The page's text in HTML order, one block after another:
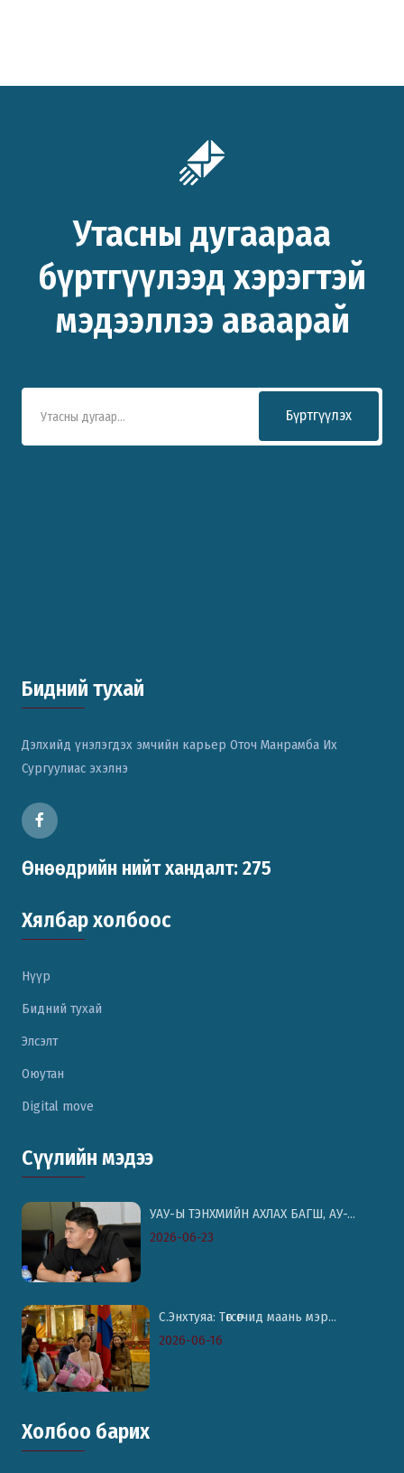
Утасны дугаараа
бүртгүүлээд хэрэгтэй
мэдээллээ аваарай
Бүртгүүлэх
Бидний тухай
Дэлхийд үнэлэгдэх эмчийн карьер Оточ Манрамба Их
Сургуулиас эхэлнэ
Өнөөдрийн нийт хандалт: 275
Хялбар холбоос
Нүүр
Бидний тухай
Элсэлт
Оюутан
Digital move
Сүүлийн мэдээ
УАУ-Ы ТЭНХМИЙН АХЛАХ БАГШ, АУ-...
2026-06-23
С.Энхтуяа: Төгсөгчид маань мэр...
2026-06-16
Холбоо барих